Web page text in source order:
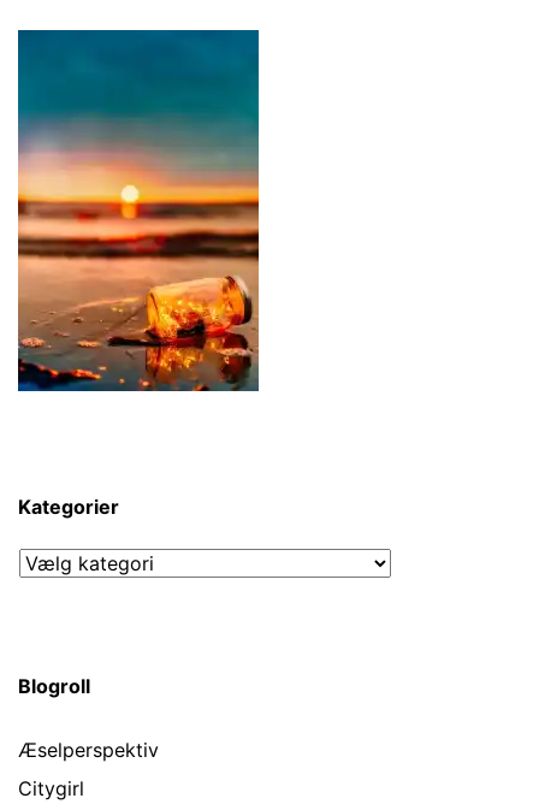
Kategorier
Kategorier
Blogroll
Æselperspektiv
Citygirl